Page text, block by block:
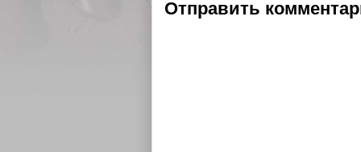
Отправить